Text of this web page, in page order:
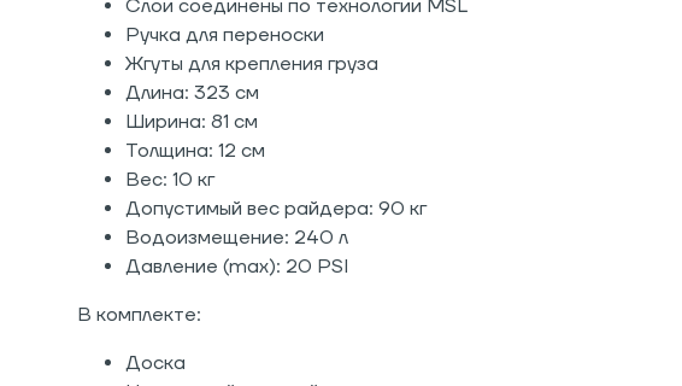
Слои соединены по технологии MSL
Ручка для переноски
Жгуты для крепления груза
Длина: 323 см
Ширина: 81 см
Толщина: 12 см
Вес: 10 кг
Допустимый вес райдера: 90 кг
Водоизмещение: 240 л
Давление (max): 20 PSI
В комплекте:
Доска